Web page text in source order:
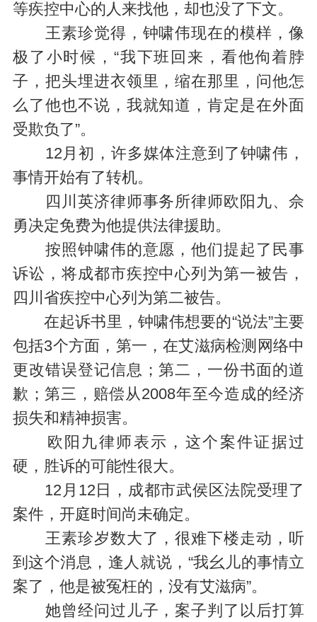
等疾控中心的人来找他，却也没了下文。
王素珍觉得，钟啸伟现在的模样，像
极了小时候，“我下班回来，看他佝着脖
子，把头埋进衣领里，缩在那里，问他怎
么了他也不说，我就知道，肯定是在外面
受欺负了”。
12月初，许多媒体注意到了钟啸伟，
事情开始有了转机。
四川英济律师事务所律师欧阳九、佘
勇决定免费为他提供法律援助。
按照钟啸伟的意愿，他们提起了民事
诉讼，将成都市疾控中心列为第一被告，
四川省疾控中心列为第二被告。
在起诉书里，钟啸伟想要的“说法”主要
包括3个方面，第一，在艾滋病检测网络中
更改错误登记信息；第二，一份书面的道
歉；第三，赔偿从2008年至今造成的经济
损失和精神损害。
欧阳九律师表示，这个案件证据过
硬，胜诉的可能性很大。
12月12日，成都市武侯区法院受理了
案件，开庭时间尚未确定。
王素珍岁数大了，很难下楼走动，听
到这个消息，逢人就说，“我幺儿的事情立
案了，他是被冤枉的，没有艾滋病”。
她曾经问过儿子，案子判了以后打算